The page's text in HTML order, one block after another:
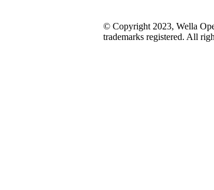
© Copyright 2023, Wella
trademarks registered. All